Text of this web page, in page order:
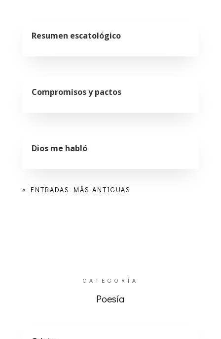
Resumen escatológico
Compromisos y pactos
Dios me habló
« ENTRADAS MÁS ANTIGUAS
CATEGORÍA
Poesía